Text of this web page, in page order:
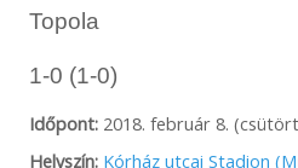
Topola
1-0 (1-0)
Időpont:2018. február 8.
Helyszín: Kórház utcai Stadion